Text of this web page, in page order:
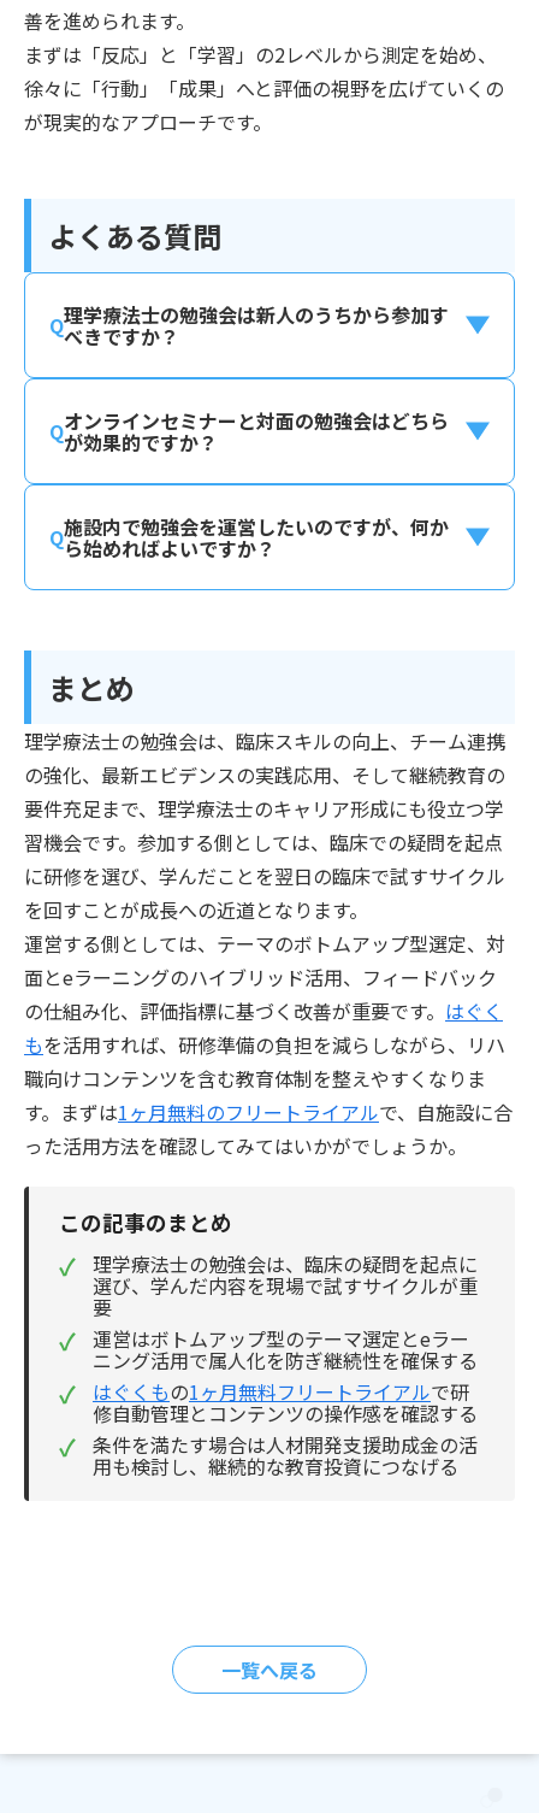
善を進められます。
まずは「反応」と「学習」の2レベルから測定を始め、
徐々に「行動」「成果」へと評価の視野を広げていくの
が現実的なアプローチです。
よくある質問
理学療法士の勉強会は新人のうちから参加す
べきですか？
オンラインセミナーと対面の勉強会はどちら
が効果的ですか？
施設内で勉強会を運営したいのですが、何か
ら始めればよいですか？
まとめ
理学療法士の勉強会は、臨床スキルの向上、チーム連携
の強化、最新エビデンスの実践応用、そして継続教育の
要件充足まで、理学療法士のキャリア形成にも役立つ学
習機会です。参加する側としては、臨床での疑問を起点
に研修を選び、学んだことを翌日の臨床で試すサイクル
を回すことが成長への近道となります。
運営する側としては、テーマのボトムアップ型選定、対
面とeラーニングのハイブリッド活用、フィードバック
の仕組み化、評価指標に基づく改善が重要です。 はぐく
もを活用すれば、研修準備の負担を減らしながら、リハ
職向けコンテンツを含む教育体制を整えやすくなりま
す。まずは1ヶ月無料のフリートライアルで、自施設に合
った活用方法を確認してみてはいかがでしょうか。
この記事のまとめ
✓ 理学療法士の勉強会は、臨床の疑問を起点に
選び、学んだ内容を現場で試すサイクルが重
要
✓ 運営はボトムアップ型のテーマ選定とeラー
ニング活用で属人化を防ぎ継続性を確保する
✓ はぐくもの1ヶ月無料フリートライアルで研
修自動管理とコンテンツの操作感を確認する
✓ 条件を満たす場合は人材開発支援助成金の活
用も検討し、継続的な教育投資につなげる
一覧へ戻る